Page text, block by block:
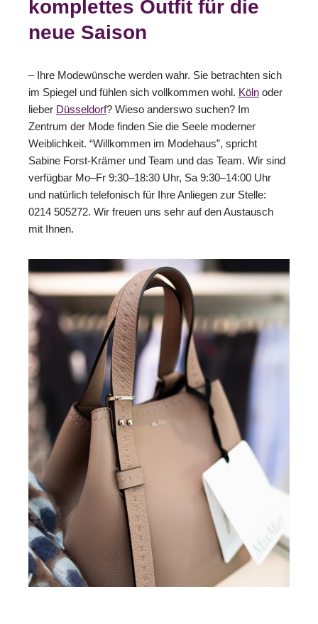
komplettes Outfit für die
neue Saison
– Ihre Modewünsche werden wahr. Sie betrachten sich
im Spiegel und fühlen sich vollkommen wohl. Köln oder
lieber Düsseldorf? Wieso anderswo suchen? Im
Zentrum der Mode finden Sie die Seele moderner
Weiblichkeit. “Willkommen im Modehaus”, spricht
Sabine Forst-Krämer und Team und das Team. Wir sind
verfügbar Mo–Fr 9:30–18:30 Uhr, Sa 9:30–14:00 Uhr
und natürlich telefonisch für Ihre Anliegen zur Stelle:
0214 505272. Wir freuen uns sehr auf den Austausch
mit Ihnen.